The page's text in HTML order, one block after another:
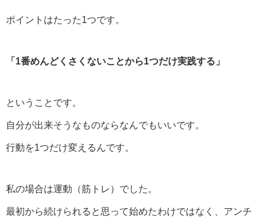
ポイントはたった1つです。
「1番めんどくさくないことから1つだけ実践する」
ということです。
自分が出来そうなものならなんでもいいです。
行動を1つだけ変えるんです。
私の場合は運動（筋トレ）でした。
最初から続けられると思って始めたわけではなく、アンチ